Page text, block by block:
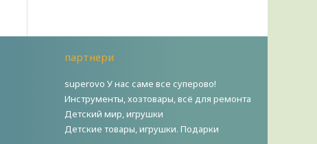
партнери
superovo У нас саме все суперово!
Инструменты, хозтовары, всё для ремонта
Детский мир, игрушки
Детские товары, игрушки. Подарки